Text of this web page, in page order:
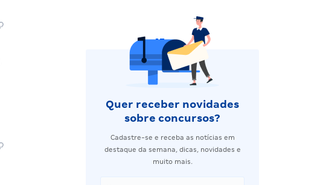
Quer receber novidades
sobre concursos?
Cadastre-se e receba as notícias em
destaque da semana, dicas, novidades e
muito mais.